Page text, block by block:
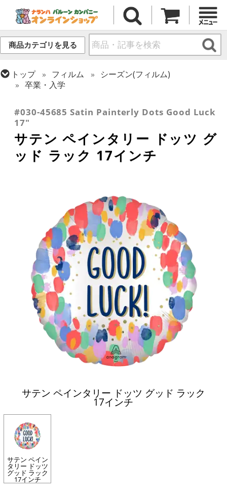
商品カテゴリを見る
トップ フィルム
シーズン(フィルム)
卒業・入学
#030-45685 Satin Painterly Dots Good Luck
17"
サテン ペインタリー ドッツ グ
ッド ラック 17インチ
サテン ペインタリー ドッツ グッド ラック
17インチ
サテン ペイン
タリー ドッツ
グッド ラック
17インチ